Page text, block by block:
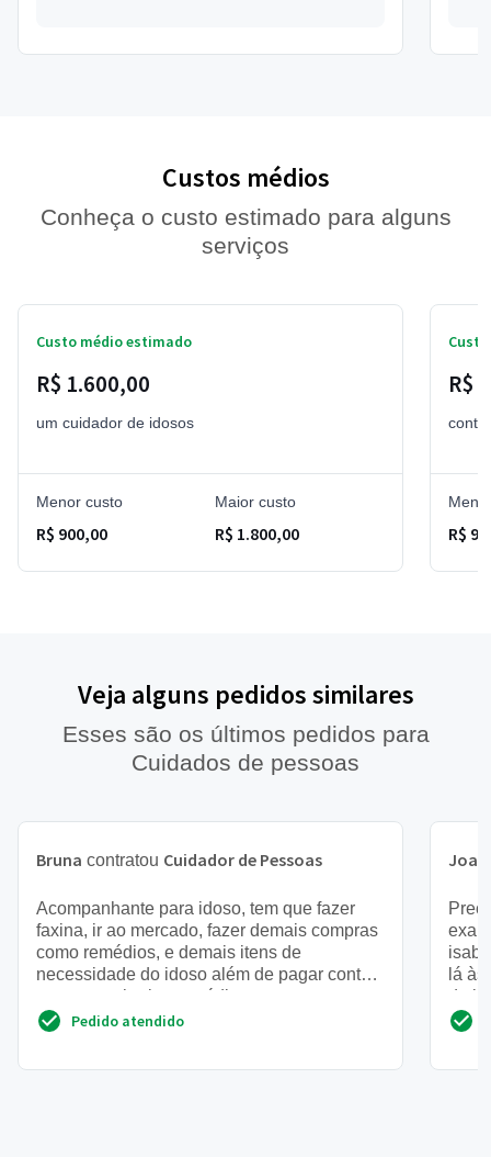
Custos médios
Conheça o custo estimado para alguns
serviços
Custo médio estimado
R$ 1.600,00
um cuidador de idosos
Menor custo
R$ 900,00
Maior custo
R$ 1.800,00
R$
R$
Veja alguns pedidos similares
Esses são os últimos pedidos para
Cuidados de pessoas
Bruna contratou Cuidador de Pessoas
Acompanhante para idoso, tem que fazer
faxina, ir ao mercado, fazer demais compras
como remédios, e demais itens de
necessidade do idoso além de pagar contas
e acompanha-lo ao médico.
Pedido atendido
lá
de